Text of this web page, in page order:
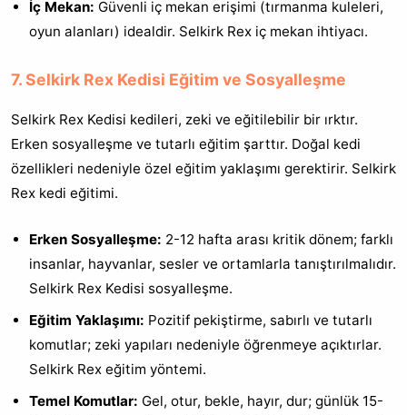
İç Mekan: Güvenli iç mekan erişimi (tırmanma kuleleri,
oyun alanları) idealdir. Selkirk Rex iç mekan ihtiyacı.
7. Selkirk Rex Kedisi Eğitim ve Sosyalleşme
Selkirk Rex Kedisi kedileri, zeki ve eğitilebilir bir ırktır.
Erken sosyalleşme ve tutarlı eğitim şarttır. Doğal kedi
özellikleri nedeniyle özel eğitim yaklaşımı gerektirir. Selkirk
Rex kedi eğitimi.
Erken Sosyalleşme: 2-12 hafta arası kritik dönem; farklı
insanlar, hayvanlar, sesler ve ortamlarla tanıştırılmalıdır.
Selkirk Rex Kedisi sosyalleşme.
Eğitim Yaklaşımı: Pozitif pekiştirme, sabırlı ve tutarlı
komutlar; zeki yapıları nedeniyle öğrenmeye açıktırlar.
Selkirk Rex eğitim yöntemi.
Temel Komutlar: Gel, otur, bekle, hayır, dur; günlük 15-